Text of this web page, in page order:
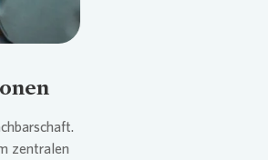
zentralen